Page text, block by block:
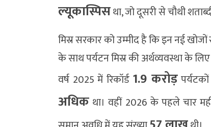
ल्यूकास्पिसथा, जो दूसरी से चौथी
मिस्र सरकार को उम्मीद है कि इन नई
के साथ पर्यटन मिस्र की अर्थव्यवस्था के
वर्ष 2025 में रिकॉर्ड 1.9 करोड़
अधिक था। वहीं 2026 के पहले चार